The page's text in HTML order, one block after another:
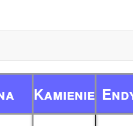
Kamienie